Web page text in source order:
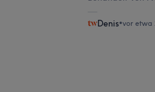
Denis•vor etwa